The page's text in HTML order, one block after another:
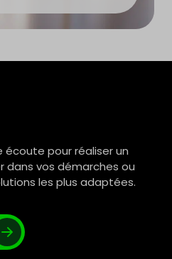
pour réaliser un
dans vos démarches ou
les plus adaptées.